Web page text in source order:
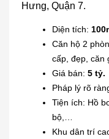
Hưng, Quận 7.
Diện tích:
Căn hộ 2
cấp, đẹp, căn
Giá bán: 5 tỷ.
Pháp lý rõ
Tiện ích: Hồ
bộ,…
Khu dân trí